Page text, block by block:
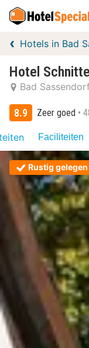
Hotels in Bad
Hotel
Bad Sassendorf
8.9 Zeer goed
Faciliteiten
Rustig gelegen